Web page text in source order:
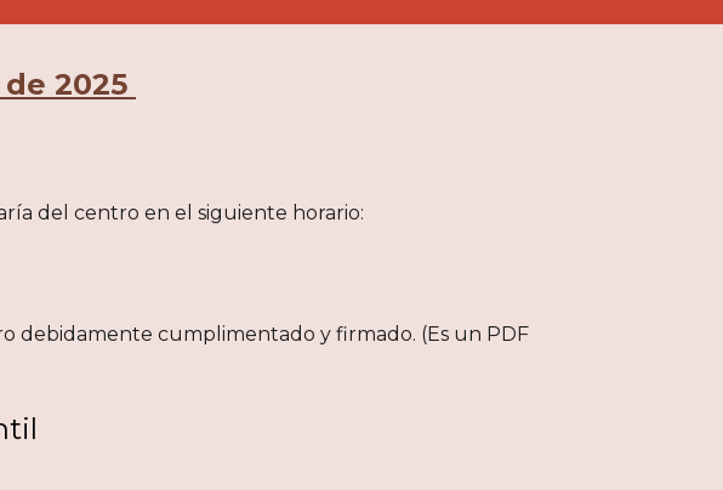
2025
del centro en el siguiente horario:
debidamente cumplimentado y firmado. (Es un PDF